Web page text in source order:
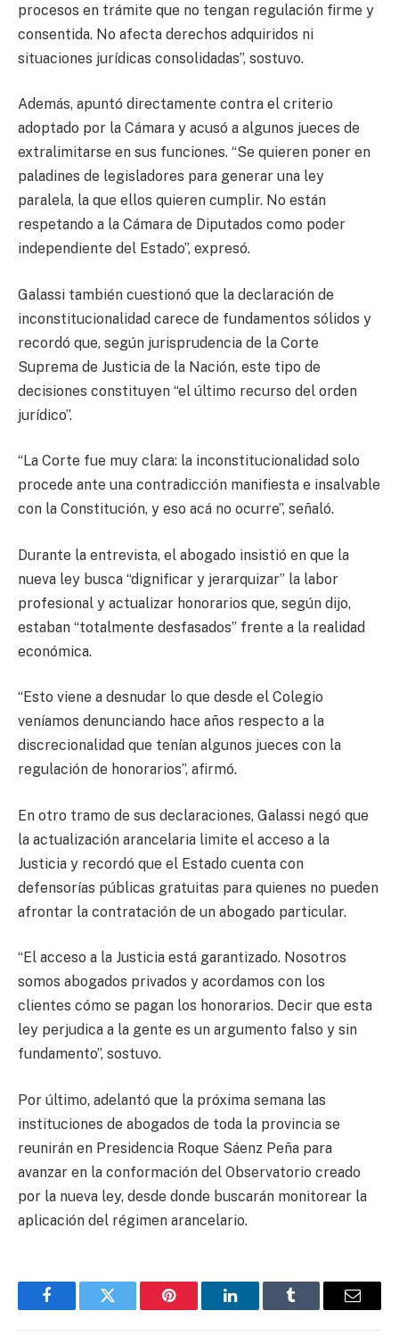
procesos en trámite que no tengan regulación firme y
consentida. No afecta derechos adquiridos ni
situaciones jurídicas consolidadas”, sostuvo.
Además, apuntó directamente contra el criterio
adoptado por la Cámara y acusó a algunos jueces de
extralimitarse en sus funciones. “Se quieren poner en
paladines de legisladores para generar una ley
paralela, la que ellos quieren cumplir. No están
respetando a la Cámara de Diputados como poder
independiente del Estado”, expresó.
Galassi también cuestionó que la declaración de
inconstitucionalidad carece de fundamentos sólidos y
recordó que, según jurisprudencia de la Corte
Suprema de Justicia de la Nación, este tipo de
decisiones constituyen “el último recurso del orden
jurídico”.
“La Corte fue muy clara: la inconstitucionalidad solo
procede ante una contradicción manifiesta e insalvable
con la Constitución, y eso acá no ocurre”, señaló.
Durante la entrevista, el abogado insistió en que la
nueva ley busca “dignificar y jerarquizar” la labor
profesional y actualizar honorarios que, según dijo,
estaban “totalmente desfasados” frente a la realidad
económica.
“Esto viene a desnudar lo que desde el Colegio
veníamos denunciando hace años respecto a la
discrecionalidad que tenían algunos jueces con la
regulación de honorarios”, afirmó.
En otro tramo de sus declaraciones, Galassi negó que
la actualización arancelaria limite el acceso a la
Justicia y recordó que el Estado cuenta con
defensorías públicas gratuitas para quienes no pueden
afrontar la contratación de un abogado particular.
“El acceso a la Justicia está garantizado. Nosotros
somos abogados privados y acordamos con los
clientes cómo se pagan los honorarios. Decir que esta
ley perjudica a la gente es un argumento falso y sin
fundamento”, sostuvo.
Por último, adelantó que la próxima semana las
instituciones de abogados de toda la provincia se
reunirán en Presidencia Roque Sáenz Peña para
avanzar en la conformación del Observatorio creado
por la nueva ley, desde donde buscarán monitorear la
aplicación del régimen arancelario.
FacebookTwitter Pinterest LinkedInTumblr Email